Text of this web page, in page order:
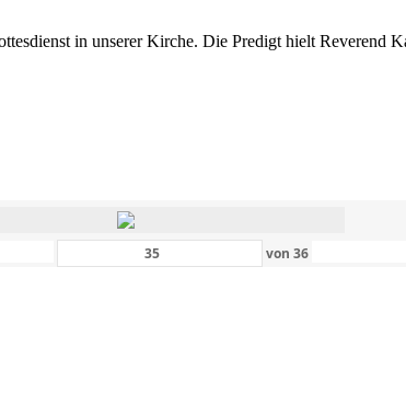
in unserer Kirche. Die Predigt hielt
von36